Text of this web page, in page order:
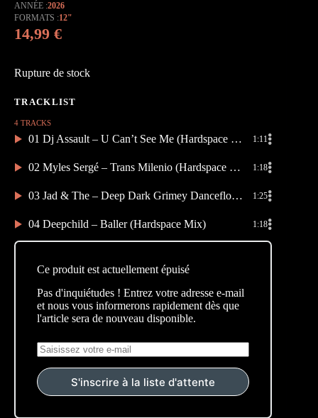
ANNÉE 2026
FORMATS 12"
14,99 €
Rupture de stock
4 TRACKS
01 Dj Assault – U Can’t See Me (Hardspace Mix) 1:11
02 Myles Sergé – Trans Milenio (Hardspace Mix) 1:18
03 Jad & The – Deep Dark Grimey Dancefloor Moment (Hardspace Mix) 1:25
04 Deepchild – Baller (Hardspace Mix) 1:18
Ce produit est actuellement épuisé
Pas d'inquiétudes ! Entrez votre adresse e-mail
et nous vous informerons rapidement dès que
l'article sera de nouveau disponible.
S'inscrire à la liste d'attente